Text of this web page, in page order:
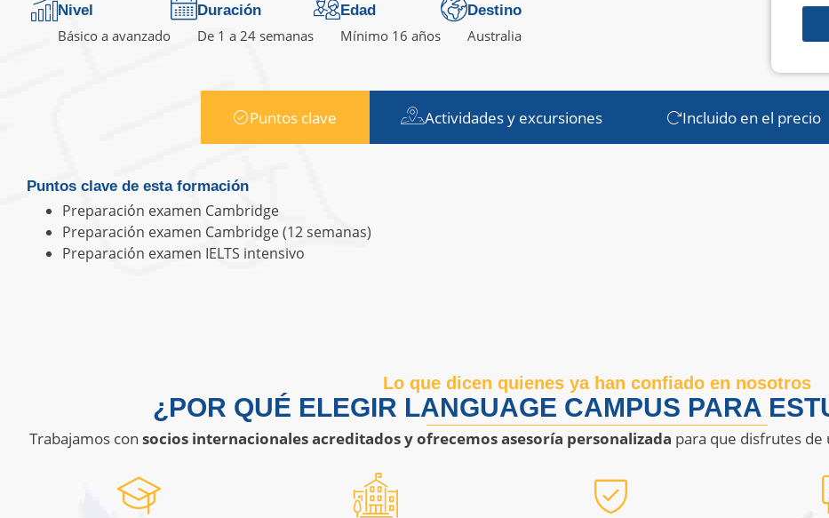
Nivel
Básico a avanzado
Duración
De 1 a 24 semanas
Edad
Mínimo 16 años
Destino
Australia
Puntos clave Actividades y excursiones Incluido en el precio
Puntos clave de esta formación
Preparación examen Cambridge
Preparación examen Cambridge (12 semanas)
Preparación examen IELTS intensivo
Lo que dicen quienes ya han confiado en nosotros
¿POR QUÉ ELEGIR LANGUAGE CAMPUS PARA
Trabajamos con socios internacionales acreditados y ofrecemos asesoría personalizada para que disfrutes de